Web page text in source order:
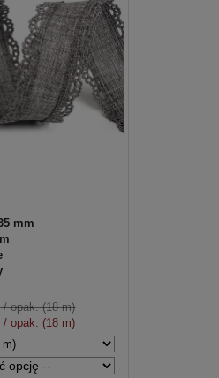
mm
/ opak. (18 m)
/ opak. (18 m)